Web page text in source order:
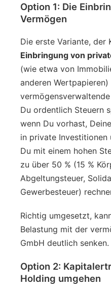
Option 1: Die
Vermögen
Die erste Variante, der
Einbringung von
(wie etwa von
anderen Wertpapieren)
Du ordentlich Steuern
wenn Du vorhast,
in private Investitionen
Du mit einem hohen
zu über 50 % (15 %
Abgeltungsteuer,
Gewerbesteuer)
Richtig umgesetzt,
Belastung mit der
GmbH deutlich senken.
Option 2:
Holding umgehen